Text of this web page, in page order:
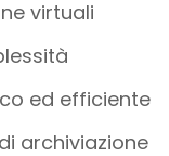
virtuali
ed efficiente
archiviazione